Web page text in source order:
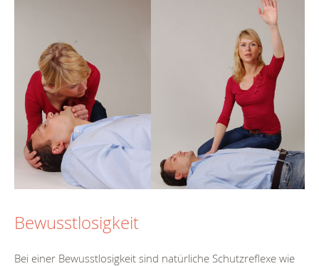
Bewusstlosigkeit
Bei einer Bewusstlosigkeit sind natürliche Schutzreflexe wie